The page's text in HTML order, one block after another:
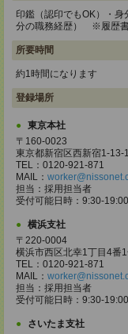
印鑑（認印でもOK）・
分の職務経歴） ※履歴書
所要時間
約1時間になります
登録場所
東京本社
〒160-0023
東京都新宿区西新宿1-
TEL：0120-921-871
MAIL：
担当：採用担当者
受付可能日時：9:30-
横浜支社
〒220-0004
横浜市西区北幸1丁目4
TEL：0120-921-871
MAIL：
担当：採用担当者
受付可能日時：9:30-
さいたま支社